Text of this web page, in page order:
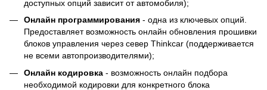
доступных опций зависит от автомобиля);
Онлайн программирования - одна из ключевых опций.
Предоставляет возможность онлайн обновления прошивки
блоков управления через север Thinkcar (поддерживается
не всеми автопроизводителями);
Онлайн кодировка - возможность онлайн подбора
необходимой кодировки для конкретного блока